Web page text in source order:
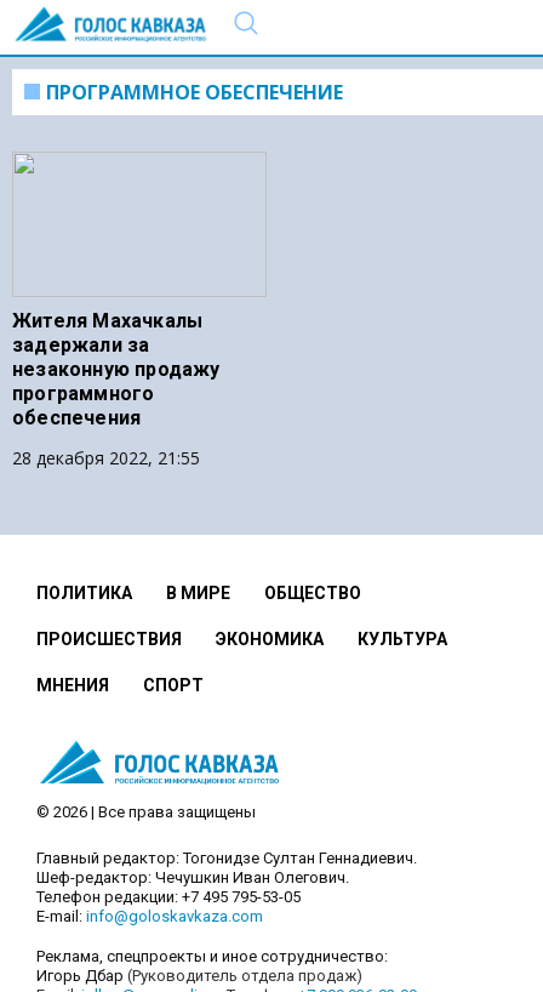
ПРОГРАММНОЕ ОБЕСПЕЧЕНИЕ
Жителя Махачкалы
задержали за
незаконную продажу
программного
обеспечения
28 декабря 2022, 21:55
ПОЛИТИКА В МИРЕ ОБЩЕСТВО
ПРОИСШЕСТВИЯ ЭКОНОМИКА КУЛЬТУРА
МНЕНИЯ СПОРТ
© 2026 | Все права защищены
Главный редактор: Тогонидзе Султан Геннадиевич.
Шеф-редактор: Чечушкин Иван Олегович.
Телефон редакции: +7 495 795-53-05
E-mail: info@goloskavkaza.com
Реклама, спецпроекты и иное сотрудничество:
Игорь Дбар (Руководитель отдела продаж)